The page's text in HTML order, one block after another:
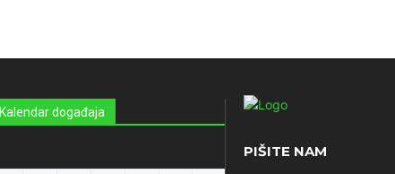
Kalendar događaja
PIŠITE NAM